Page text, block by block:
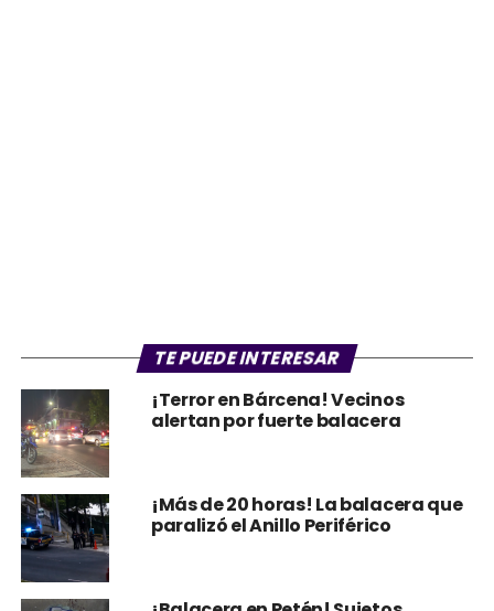
TE PUEDE INTERESAR
¡Terror en Bárcena! Vecinos
alertan por fuerte balacera
¡Más de 20 horas! La balacera que
paralizó el Anillo Periférico